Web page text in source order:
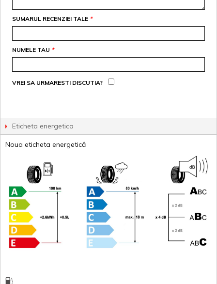
*
SUMARUL RECENZIEI TALE
*
NUMELE TAU
VREI SA URMARESTI DISCUTIA?
Eticheta energetica
Noua eticheta energetică